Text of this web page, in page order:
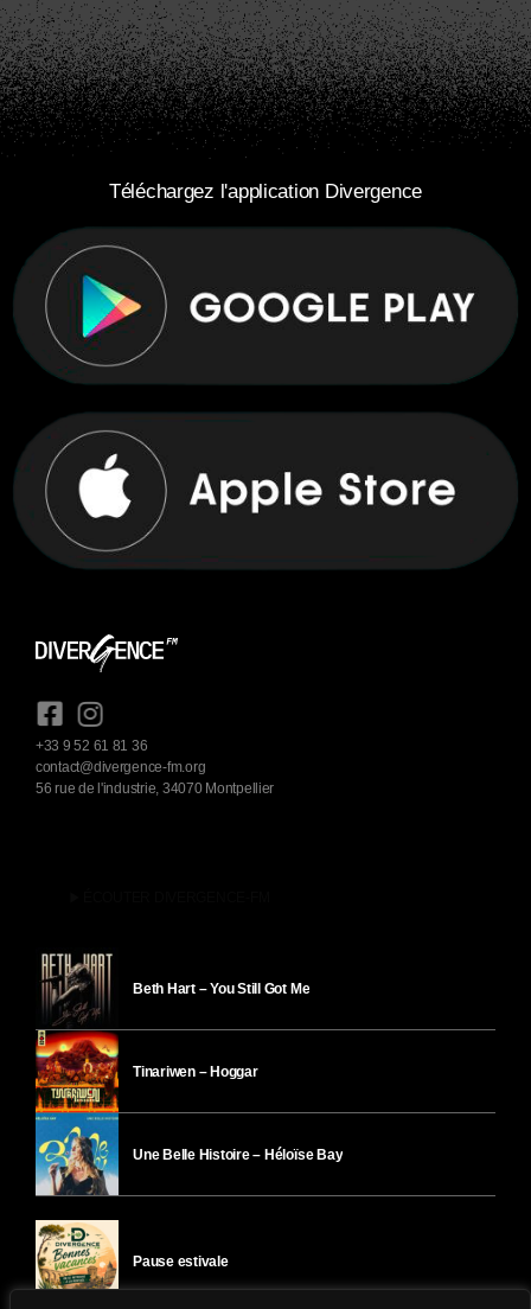
Téléchargez l'application Divergence
+33 9 52 61 81 36
contact@divergence-fm.org
56 rue de l'industrie, 34070 Montpellier
Beth Hart – You Still Got Me
Tinariwen – Hoggar
Une Belle Histoire – Héloïse Bay
Pause estivale